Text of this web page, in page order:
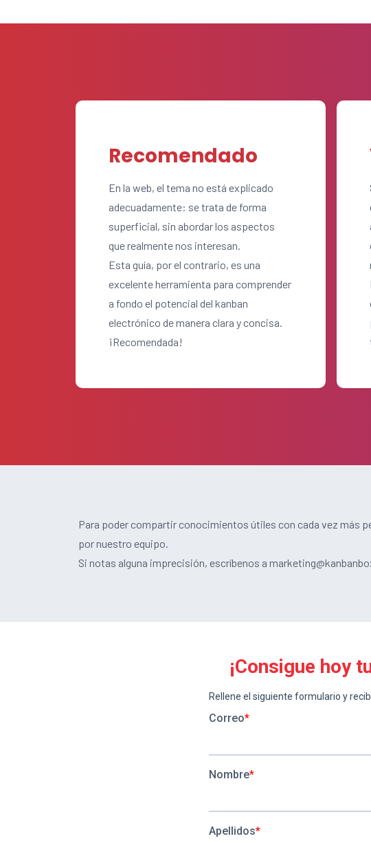
Recomendado
En la web, el tema no está explicado
adecuadamente: se trata de forma
superficial, sin abordar los aspectos
que realmente nos interesan.
Esta guía, por el contrario, es una
excelente herramienta para comprender
a fondo el potencial del kanban
electrónico de manera clara y concisa.
¡Recomendada!
Para poder compartir conocimientos útiles con cada vez más
por nuestro equipo.
Si notas alguna imprecisión, escríbenos a